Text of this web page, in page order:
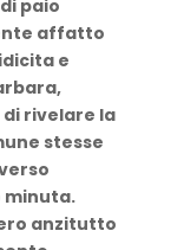
paio
affatto
e
rivelare la
stesse
minuta.
anzitutto